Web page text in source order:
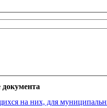
документа
на них, для